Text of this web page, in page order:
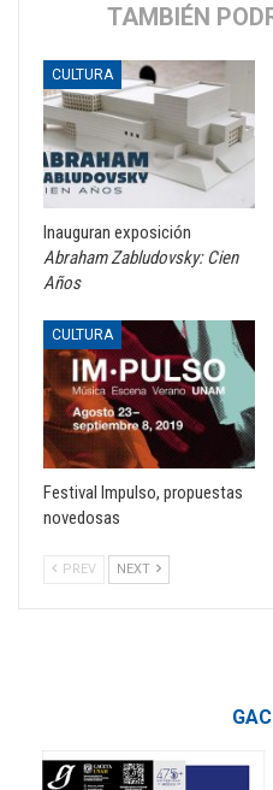
TAMBIÉN
CULTURA
Inauguran exposición
Abraham Zabludovsky: Cien
Años
CULTURA
Festival Impulso, propuestas
novedosas
PREV NEXT